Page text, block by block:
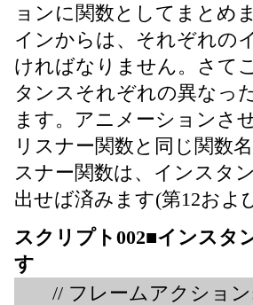
ョンに関数としてまとめ
インからは、それぞれの
ければなりません。さて
タンスそれぞれの異なっ
ます。アニメーションさ
リスナー関数と同じ関数
スナー関数は、インスタ
出せば済みます(第12およ
スクリプト002■インスタ
す
// フレームアクショ